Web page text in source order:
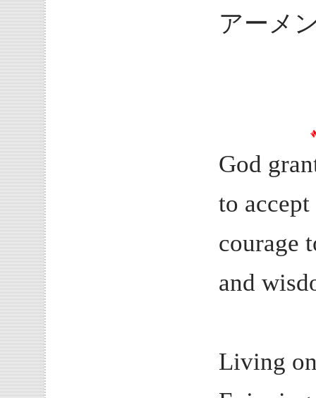
アーメ
God
to
courage
and
Living